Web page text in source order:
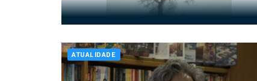
ATUALIDADE